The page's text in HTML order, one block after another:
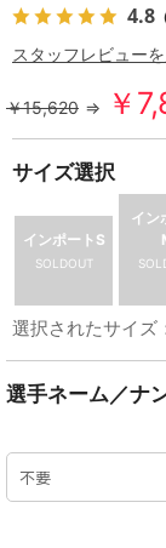
4.8
スタッフレビュー
￥15,620 ⇒ ￥
サイズ選択
インポートS
SOLDOUT
イン
選択されたサイズ
選手ネーム／ナ